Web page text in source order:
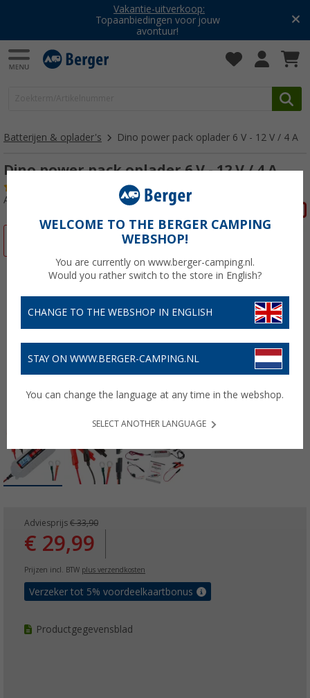
Vakantie-uitverkoop:
Topaanbiedingen voor jouw
avontuur!
Batterijen & oplader's Dino power pack oplader 6 V - 12 V / 4 A
Dino power pack oplader 6 V - 12 V / 4 A
Artikelnr: 344910
Adviesprijs € 33,90
€ 29,99
Prijzen incl. BTW plus verzendkosten
Verzeker tot 5% voordeelkaartbonus
Productgegevensblad
WELCOME TO THE BERGER CAMPING
WEBSHOP!
You are currently on www.berger-camping.nl.
Would you rather switch to the store in English?
CHANGE TO THE WEBSHOP IN ENGLISH
STAY ON WWW.BERGER-CAMPING.NL
You can change the language at any time in the webshop.
SELECT ANOTHER LANGUAGE